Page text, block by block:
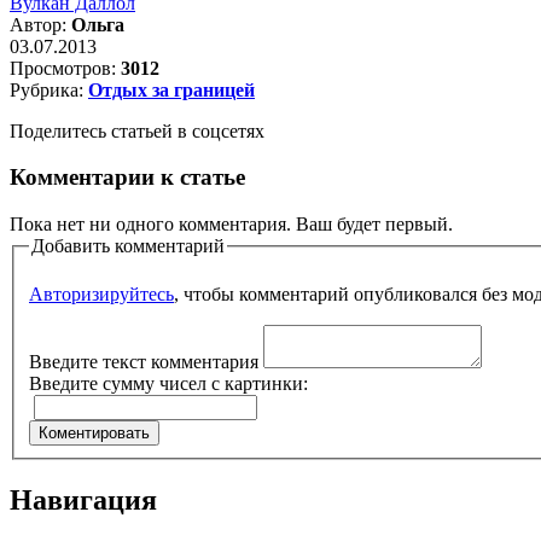
Автор: Ольга
03.07.2013
Просмотров: 3012
Рубрика: Отдых за границей
Поделитесь статьей в соцсетях
Комментарии к статье
Пока нет ни одного комментария. Ваш будет первый.
Добавить комментарий
Авторизируйтесь, чтобы комментарий опубликовался без
Введите текст комментария
Введите сумму чисел с картинки:
Навигация